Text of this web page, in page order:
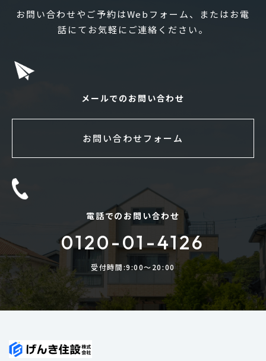
お問い合わせやご予約はWebフォーム、またはお電
話にてお気軽にご連絡ください。
メールでのお問い合わせ
お問い合わせフォーム
電話でのお問い合わせ
0120-01-4126
受付時間:9:00〜20:00